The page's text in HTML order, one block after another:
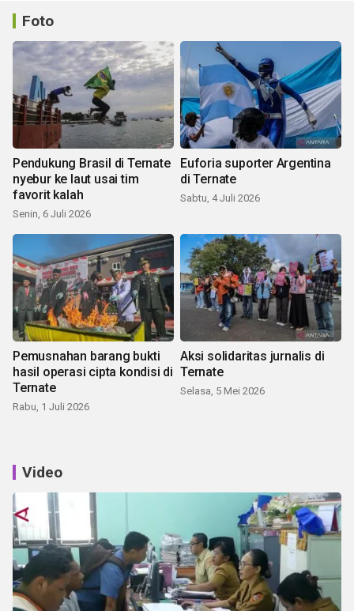
Foto
Pendukung Brasil di Ternate
nyebur ke laut usai tim
favorit kalah
Senin, 6 Juli 2026
Euforia suporter Argentina
di Ternate
Sabtu, 4 Juli 2026
Pemusnahan barang bukti
hasil operasi cipta kondisi di
Ternate
Rabu, 1 Juli 2026
Aksi solidaritas jurnalis di
Ternate
Selasa, 5 Mei 2026
Video